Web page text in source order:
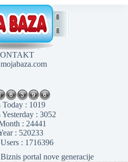
Today : 1019
Yesterday : 3052
: 24441
: 520233
: 1716396
portal nove generacije